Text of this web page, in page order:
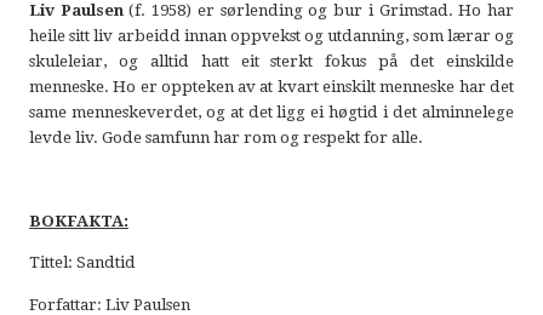
Liv Paulsen(f. 1958) er sørlending og bur i Grimstad. Ho har
heile sitt liv arbeidd innan oppvekst og utdanning, som lærar og
skuleleiar, og alltid hatt eit sterkt fokus på det einskilde
menneske. Ho er oppteken av at kvart einskilt menneske har det
same menneskeverdet, og at det ligg ei høgtid i det alminnelege
levde liv. Gode samfunn har rom og respekt for alle.
BOKFAKTA:
Tittel: Sandtid
Forfattar: Liv Paulsen